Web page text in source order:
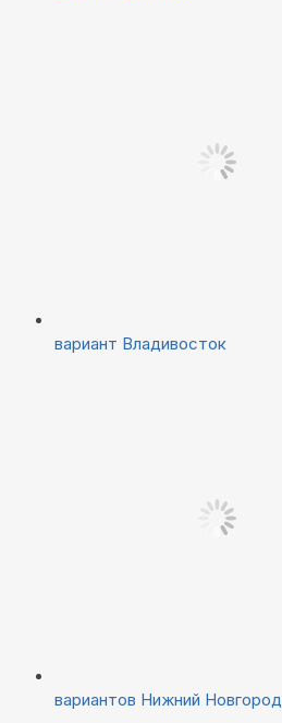
вариант Владивосток
вариантов Нижний Новгород